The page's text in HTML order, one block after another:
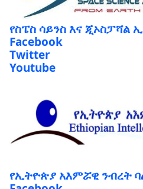
የስፔስ ሳይንስ እና ጂኦስፓሻል
Facebook
Twitter
Youtube
የኢትዮጵያ አእምሯዊ ንብረት